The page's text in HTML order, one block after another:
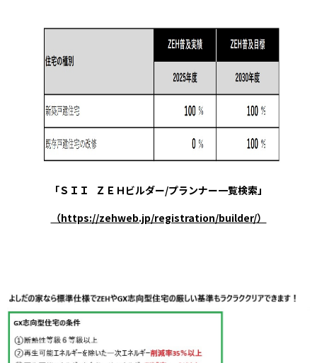
「ＳＩＩ ＺＥＨビルダー/プランナー一覧検索」
（https://zehweb.jp/registration/builder/）